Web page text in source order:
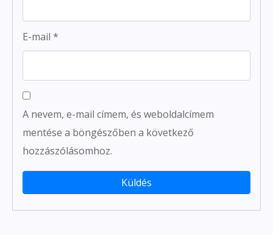
E-mail *
A nevem, e-mail címem, és weboldalcímem
mentése a böngészőben a következő
hozzászólásomhoz.